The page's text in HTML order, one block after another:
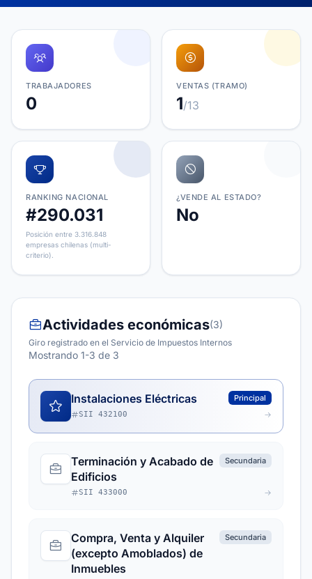
TRABAJADORES
0
VENTAS (TRAMO)
1/13
RANKING NACIONAL
#290.031
Posición entre 3.316.848
empresas chilenas (multi-
criterio).
¿VENDE AL ESTADO?
No
Actividades económicas(3)
Giro registrado en el Servicio de Impuestos Internos
Mostrando 1-3 de 3
Instalaciones Eléctricas Principal
SII 432100
Terminación y Acabado de
Edificios
Secundaria
SII 433000
Compra, Venta y Alquiler
(excepto Amoblados) de
Inmuebles
Secundaria